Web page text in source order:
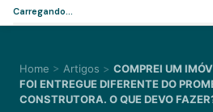
Home > Artigos > COMPREI UM
FOI ENTREGUE DIFERENTE DO
CONSTRUTORA. O QUE DEVO
Carregando...